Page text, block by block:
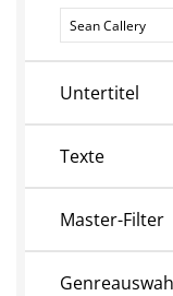
Personen
Untertitel
Texte
Master-Filter